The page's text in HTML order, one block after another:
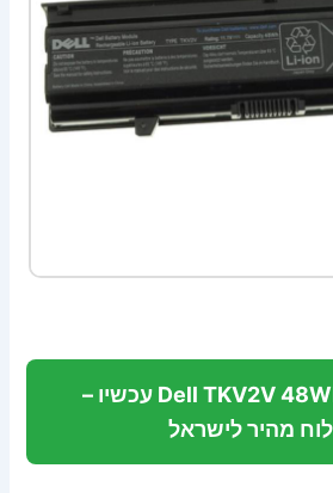
קנה סוללת Dell TKV2V 48Wh עכשיו –
מהיר לישראל